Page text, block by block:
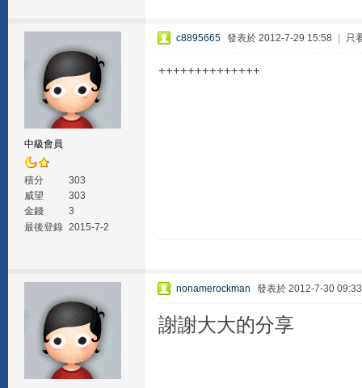
中級會員
積分
303
威望
303
金錢
3
最後登錄 2015-7-2
c8895665 發表於 2012-7-29 15:58 只
++++++++++++++
nonamerockman 發表於 2012-7-30 09:33
謝謝大大的分享